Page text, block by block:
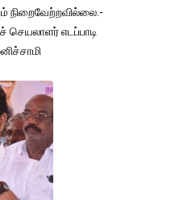
செயலாளர் எடப்பாடி